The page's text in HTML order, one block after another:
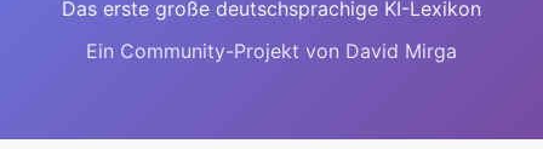
Das erste große deutschsprachige KI-Lexikon
Ein Community-Projekt von David Mirga